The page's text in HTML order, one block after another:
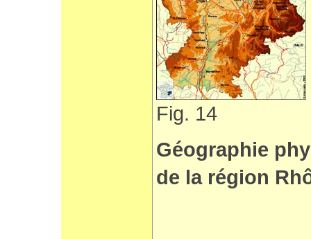
Fig. 14
Géographie
de la région